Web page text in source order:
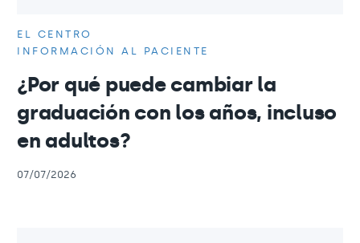
EL CENTRO
INFORMACIÓN AL PACIENTE
¿Por qué puede cambiar la
graduación con los años, incluso
en adultos?
07/07/2026